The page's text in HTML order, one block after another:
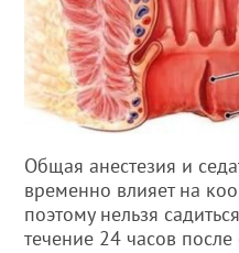
Общая анестезия и
временно влияет на
поэтому нельзя
течение 24 часов